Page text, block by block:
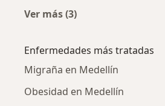
Ver más (3)
Enfermedades más tratadas
Migraña en Medellín
Obesidad en Medellín